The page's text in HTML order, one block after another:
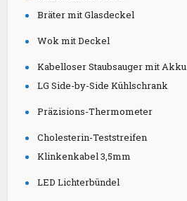
Bräter mit Glasdeckel
Wok mit Deckel
Kabelloser Staubsauger mit Akku
LG Side-by-Side Kühlschrank
Präzisions-Thermometer
Cholesterin-Teststreifen
Klinkenkabel 3,5mm
LED Lichterbündel